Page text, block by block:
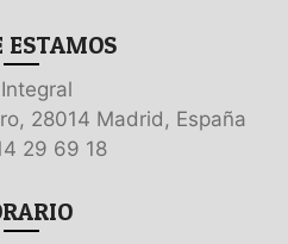
ESTAMOS
28014 Madrid, España
29 69 18